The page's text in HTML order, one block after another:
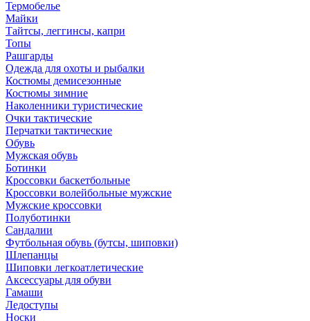
Термобелье
Майки
Тайтсы, леггинсы, капри
Топы
Рашгарды
Одежда для охоты и рыбалки
Костюмы демисезонные
Костюмы зимние
Наколенники туристические
Очки тактические
Перчатки тактические
Обувь
Мужская обувь
Ботинки
Кроссовки баскетбольные
Кроссовки волейбольные мужские
Мужские кроссовки
Полуботинки
Сандалии
Футбольная обувь (бутсы, шиповки)
Шлепанцы
Шиповки легкоатлетические
Аксессуары для обуви
Гамаши
Ледоступы
Носки